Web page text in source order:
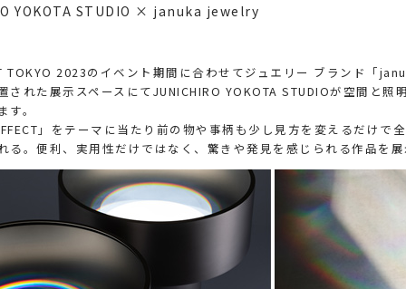
YOKOTA STUDIO × januka jewelry
TOKYO 2023のイベント期間に合わせてジュエリー ブランド「
された展示スペースにてJUNICHIRO YOKOTA STUDIOが空間と照
。
」をテーマに当たり前の物や事柄も少し見方を変えるだけで
る。便利、実用性だけではなく、驚きや発見を感じられる作品を